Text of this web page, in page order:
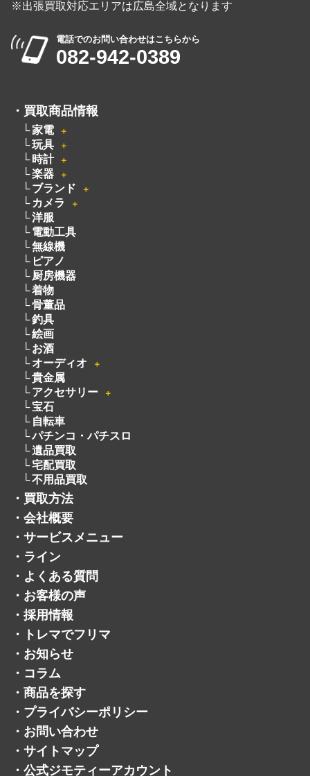
※出張買取対応エリアは広島全域となります
電話でのお問い合わせはこちらから
082-942-0389
・ 買取商品情報
家電 ＋
玩具 ＋
時計 ＋
楽器 ＋
ブランド ＋
カメラ ＋
洋服
電動工具
無線機
ピアノ
厨房機器
着物
骨董品
釣具
絵画
お酒
オーディオ
＋
貴金属
アクセサリー
＋
宝石
自転車
パチンコ・パチスロ
遺品買取
宅配買取
不用品買取
・ 買取方法
・ 会社概要
・ サービスメニュー
・ ライン
・ よくある質問
・ お客様の声
・ 採用情報
・
トレマでフリマ
・ お知らせ
・ コラム
・ 商品を探す
・ プライバシーポリシー
・ お問い合わせ
・ サイトマップ
・ 公式ジモティーアカウント